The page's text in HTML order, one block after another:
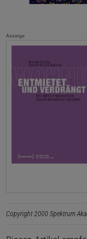
Anzeige
Copyright 2000 Spektrum